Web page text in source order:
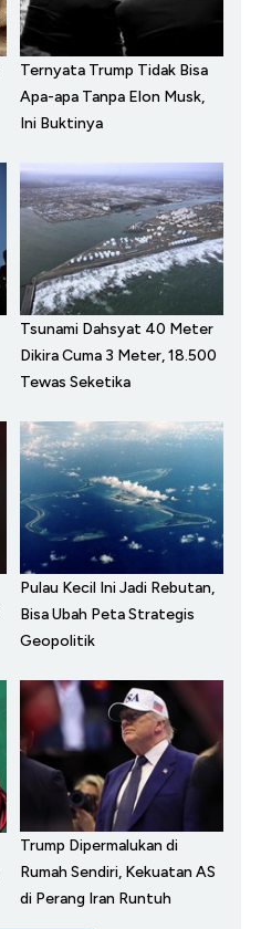
Ternyata Trump Tidak Bisa
Apa-apa Tanpa Elon Musk,
Ini Buktinya
Tsunami Dahsyat 40 Meter
Dikira Cuma 3 Meter, 18.500
Tewas Seketika
Pulau Kecil Ini Jadi Rebutan,
Bisa Ubah Peta Strategis
Geopolitik
Trump Dipermalukan di
Rumah Sendiri, Kekuatan AS
di Perang Iran Runtuh